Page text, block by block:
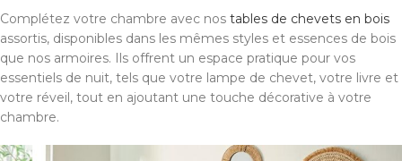
Complétez votre chambre avec nos tables de chevets en bois
assortis, disponibles dans les mêmes styles et essences de bois
que nos armoires. Ils offrent un espace pratique pour vos
essentiels de nuit, tels que votre lampe de chevet, votre livre et
votre réveil, tout en ajoutant une touche décorative à votre
chambre.